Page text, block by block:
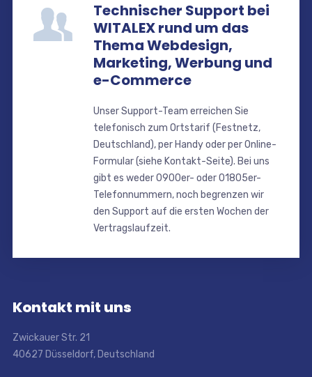
Technischer Support bei
WITALEX rund um das
Thema Webdesign,
Marketing, Werbung und
e-Commerce
Unser Support-Team erreichen Sie
telefonisch zum Ortstarif (Festnetz,
Deutschland), per Handy oder per Online-
Formular (siehe Kontakt-Seite). Bei uns
gibt es weder 0900er- oder 01805er-
Telefonnummern, noch begrenzen wir
den Support auf die ersten Wochen der
Vertragslaufzeit.
Kontakt mit uns
Zwickauer Str. 21
40627 Düsseldorf, Deutschland